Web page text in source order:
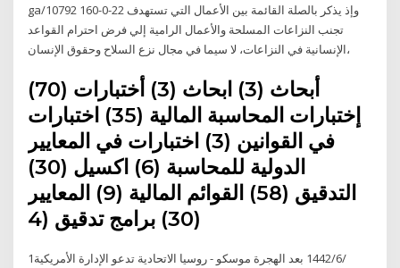
ga/10792 160-0-22 وإذ يذكر بالصلة القائمة بين الأعمال التي تستهدف
تجنب النزاعات المسلحة والأعمال الرامية إلي فرض احترام القواعد
الإنسانية في النزاعات، لا سيما في مجال نزع السلاح وحقوق الإنسان،
أبحاث (3) ابحاث (3) أختبارات (70)
إختبارات المحاسبة المالية (35) اختبارات
في القوانين (3) اختبارات في المعايير
الدولية للمحاسبة (6) اكسيل (30)
التدقيق (58) القوائم المالية (9) المعايير
(30) برامج تدقيق (4
1‏‏/6‏‏/1442 بعد الهجرة موسكو - روسيا الاتحادية تدعو الإدارة الأمريكية